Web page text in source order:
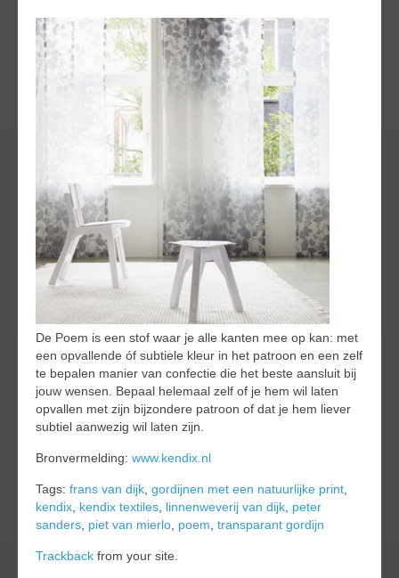
De Poem is een stof waar je alle kanten mee op kan: met
een opvallende óf subtiele kleur in het patroon en een zelf
te bepalen manier van confectie die het beste aansluit bij
jouw wensen. Bepaal helemaal zelf of je hem wil laten
opvallen met zijn bijzondere patroon of dat je hem liever
subtiel aanwezig wil laten zijn.
Bronvermelding: www.kendix.nl
Tags: frans van dijk gordijnen met een natuurlijke print
kendix kendix textiles linnenweverij van dijk peter
sanders piet van mierlo poem transparant gordijn
Trackback from your site.